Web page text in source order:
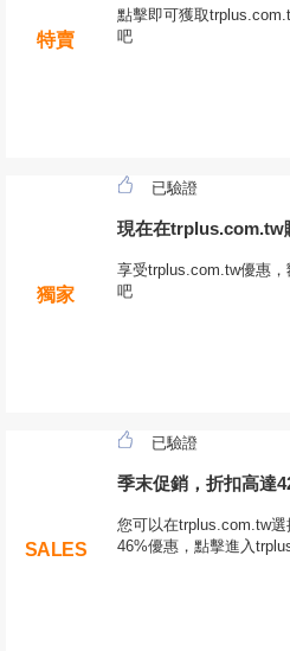
特賣
點擊即可獲取
吧
獨家
已驗證
現在在trplus.com.tw
享受trplus.com.tw優惠
吧
SALES
已驗證
季末促銷，折扣高達
您可以在trplus.com.tw選
46%優惠，點擊進入